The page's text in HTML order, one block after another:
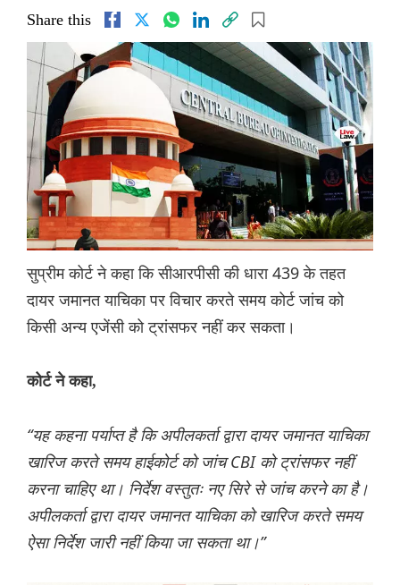
Share this
सुप्रीम कोर्ट ने कहा कि सीआरपीसी की धारा 439 के तहत
दायर जमानत याचिका पर विचार करते समय कोर्ट जांच को
किसी अन्य एजेंसी को ट्रांसफर नहीं कर सकता।
कोर्ट ने कहा,
“यह कहना पर्याप्त है कि अपीलकर्ता द्वारा दायर जमानत याचिका
खारिज करते समय हाईकोर्ट को जांच CBI को ट्रांसफर नहीं
करना चाहिए था। निर्देश वस्तुतः नए सिरे से जांच करने का है।
अपीलकर्ता द्वारा दायर जमानत याचिका को खारिज करते समय
ऐसा निर्देश जारी नहीं किया जा सकता था।”